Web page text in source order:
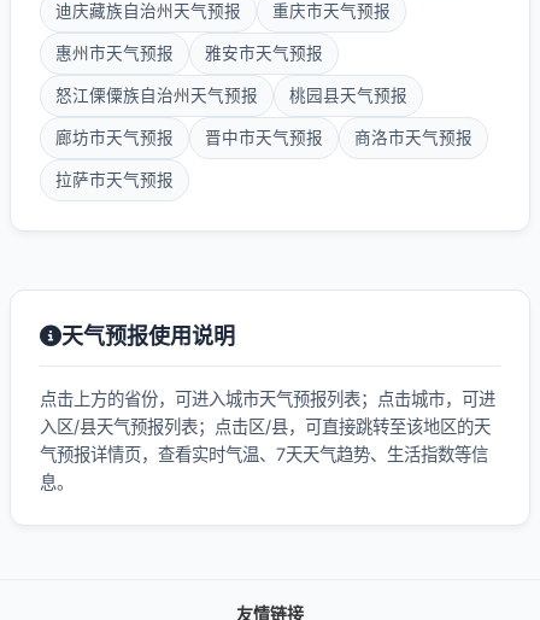
迪庆藏族自治州天气预报 重庆市天气预报
惠州市天气预报 雅安市天气预报
怒江傈僳族自治州天气预报 桃园县天气预报
廊坊市天气预报 晋中市天气预报 商洛市天气预报
拉萨市天气预报
天气预报使用说明
点击上方的省份，可进入城市天气预报列表；点击城市，可进
入区/县天气预报列表；点击区/县，可直接跳转至该地区的天
气预报详情页，查看实时气温、7天天气趋势、生活指数等信
息。
友情链接